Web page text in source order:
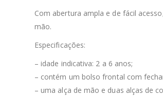
Com abertura ampla e de fácil
mão.
Especificações:
– idade indicativa: 2 a 6 anos;
– contém um bolso frontal com
– uma alça de mão e duas alças de